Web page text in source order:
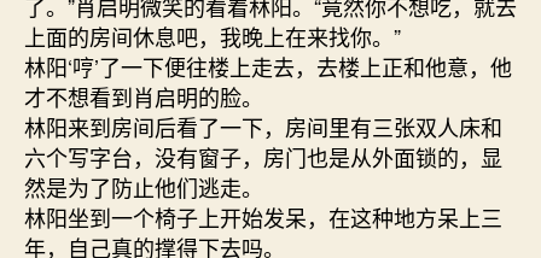
上面的房间休息吧，我晚上在来找你。”
林阳‘哼’了一下便往楼上走去，去楼上正和他意，他
才不想看到肖启明的脸。
林阳来到房间后看了一下，房间里有三张双人床和
六个写字台，没有窗子，房门也是从外面锁的，显
然是为了防止他们逃走。
林阳坐到一个椅子上开始发呆，在这种地方呆上三
年，自己真的撑得下去吗。